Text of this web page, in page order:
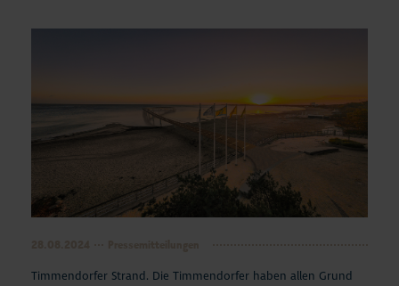
Timmendorfer Strand. Die Timmendorfer haben allen Grund